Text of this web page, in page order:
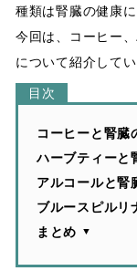
種類は腎臓の健康
今回は、コーヒー
について紹介してい
コーヒーと腎臓
ハーブティーと
アルコールと腎
ブルースピルリ
まとめ